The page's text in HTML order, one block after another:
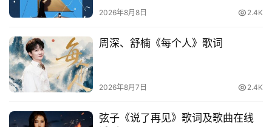
2026年8月8日 2.4K
周深、舒楠《每个人》歌词
2026年8月7日 2.4K
弦子《说了再见》歌词及歌曲在线